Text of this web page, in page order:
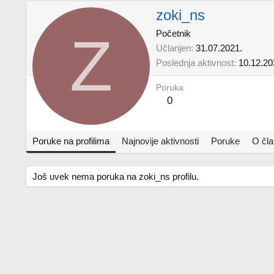
Z
zoki_ns
Početnik
Učlanjen 31.07.2021.
Poslednja aktivnost
Poruka
0
Poruke na profilima Najnovije aktivnosti Poruke O
Još uvek nema poruka na zoki_ns profilu.